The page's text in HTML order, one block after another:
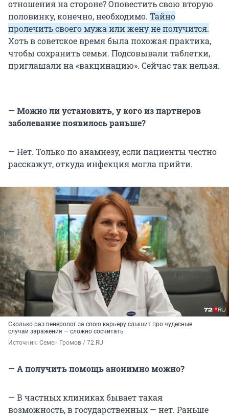
отношения на стороне? Оповестить свою вторую
половинку, конечно, необходимо. Тайно
пролечить своего мужа или жену не получится.
Хоть в советское время была похожая практика,
чтобы сохранить семьи. Подсовывали таблетки,
приглашали на «вакцинацию». Сейчас так нельзя.
— Можно ли установить, у кого из партнеров
заболевание появилось раньше?
— Нет. Только по анамнезу, если пациенты честно
расскажут, откуда инфекция могла прийти.
Сколько раз венеролог за свою карьеру слышит про чудесные
случаи заражения — сложно сосчитать
Источник: Семен Громов / 72.RU
— А получить помощь анонимно можно?
— В частных клиниках бывает такая
возможность, в государственных — нет. Раньше